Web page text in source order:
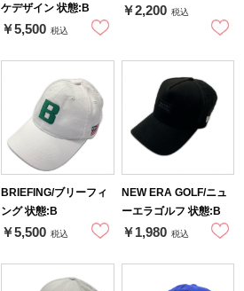
ケデザイン 状態:B
￥5,500 税込
￥2,200 税込
BRIEFING/ブリーフィ
ング 状態:B
￥5,500 税込
NEW ERA GOLF/ニュ
ーエラゴルフ 状態:B
￥1,980 税込